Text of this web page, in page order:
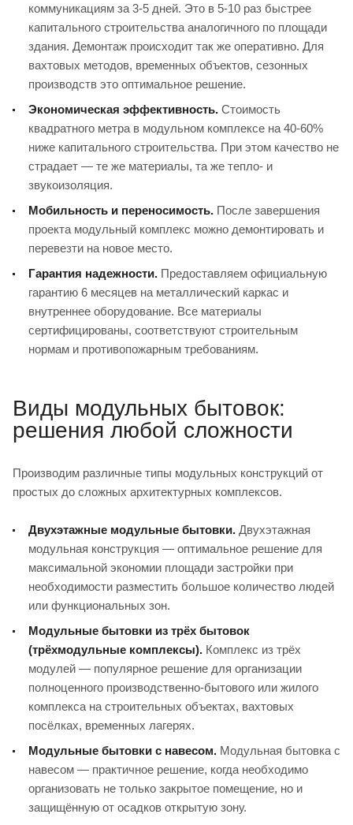
коммуникациям за 3-5 дней. Это в 5-10 раз быстрее
капитального строительства аналогичного по площади
здания. Демонтаж происходит так же оперативно. Для
вахтовых методов, временных объектов, сезонных
производств это оптимальное решение.
Экономическая эффективность. Стоимость
квадратного метра в модульном комплексе на 40-60%
ниже капитального строительства. При этом качество не
страдает — те же материалы, та же тепло- и
звукоизоляция.
Мобильность и переносимость. После завершения
проекта модульный комплекс можно демонтировать и
перевезти на новое место.
Гарантия надежности. Предоставляем официальную
гарантию 6 месяцев на металлический каркас и
внутреннее оборудование. Все материалы
сертифицированы, соответствуют строительным
нормам и противопожарным требованиям.
Виды модульных бытовок:
решения любой сложности
Производим различные типы модульных конструкций от
простых до сложных архитектурных комплексов.
Двухэтажные модульные бытовки. Двухэтажная
модульная конструкция — оптимальное решение для
максимальной экономии площади застройки при
необходимости разместить большое количество людей
или функциональных зон.
Модульные бытовки из трёх бытовок
(трёхмодульные комплексы). Комплекс из трёх
модулей — популярное решение для организации
полноценного производственно-бытового или жилого
комплекса на строительных объектах, вахтовых
посёлках, временных лагерях.
Модульные бытовки с навесом. Модульная бытовка с
навесом — практичное решение, когда необходимо
организовать не только закрытое помещение, но и
защищённую от осадков открытую зону.